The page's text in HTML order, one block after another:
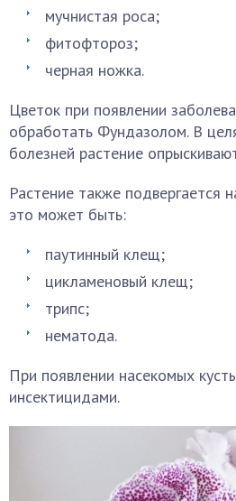
мучнистая роса;
фитофтороз;
черная ножка.
Цветок при появлении
обработать Фундазолом. В
болезней растение
Растение также подвергается
это может быть:
паутинный клещ;
цикламеновый клещ;
трипс;
нематода.
При появлении насекомых
инсектицидами.